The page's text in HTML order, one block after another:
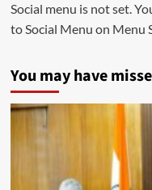
Social menu is not set.
to Social Menu on Menu
You may have